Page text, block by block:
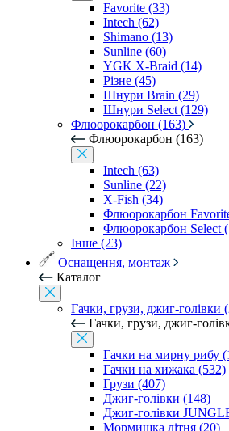
Favorite (33)
Intech (62)
Shimano (13)
Sunline (60)
YGK X-Braid (14)
Різне (45)
Шнури Brain (29)
Шнури Select (129)
Флюорокарбон (163)
Флюорокарбон (163)
Intech (63)
Sunline (22)
X-Fish (34)
Флюорокарбон
Флюорокарбон Select
Інше (23)
Оснащення, монтаж
Каталог
Гачки, грузи, джиг-голівки
Гачки, грузи, джиг-
Гачки на мирну рибу
Гачки на хижака (532)
Грузи (407)
Джиг-голівки (148)
Джиг-голівки
Мормишка літня (20)